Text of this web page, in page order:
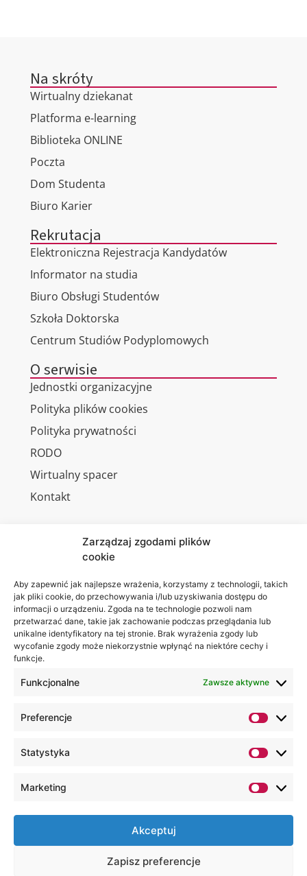
Zarządzaj zgodami plików
cookie
Aby zapewnić jak najlepsze wrażenia, korzystamy z technologii, takich
jak pliki cookie, do przechowywania i/lub uzyskiwania dostępu do
informacji o urządzeniu. Zgoda na te technologie pozwoli nam
przetwarzać dane, takie jak zachowanie podczas przeglądania lub
unikalne identyfikatory na tej stronie. Brak wyrażenia zgody lub
wycofanie zgody może niekorzystnie wpłynąć na niektóre cechy i
funkcje.
Funkcjonalne Zawsze aktywne
Preferencje
Statystyka
Marketing
Akceptuj
Zapisz preferencje
Na skróty
Wirtualny dziekanat
Platforma e-learning
Biblioteka ONLINE
Poczta
Dom Studenta
Biuro Karier
Rekrutacja
Elektroniczna Rejestracja Kandydatów
Informator na studia
Biuro Obsługi Studentów
Szkoła Doktorska
Centrum Studiów Podyplomowych
O serwisie
Jednostki organizacyjne
Polityka plików cookies
Polityka prywatności
RODO
Wirtualny spacer
Kontakt
Akademia
WSEI
ul.
Projektowa
4
kancelaria@wsei.pl
Wszelkie Prawa Zastrzeżone, Lubelska